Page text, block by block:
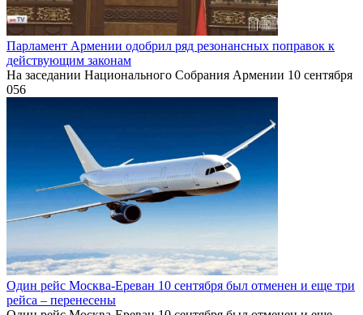
Парламент Армении одобрил ряд резонансных поправок к
действующим законам
На заседании Национального Собрания Армении 10 сентября
056
Один рейс Москва-Ереван 10 сентября был отменен и еще три
рейса – перенесены